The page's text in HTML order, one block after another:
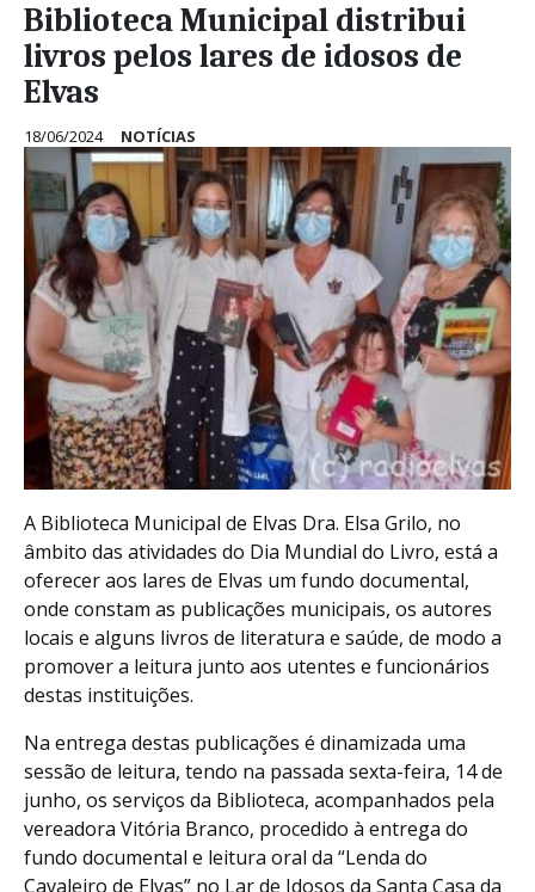
Biblioteca Municipal distribui
livros pelos lares de idosos de
Elvas
18/06/2024 NOTÍCIAS
A Biblioteca Municipal de Elvas Dra. Elsa Grilo, no
âmbito das atividades do Dia Mundial do Livro, está a
oferecer aos lares de Elvas um fundo documental,
onde constam as publicações municipais, os autores
locais e alguns livros de literatura e saúde, de modo a
promover a leitura junto aos utentes e funcionários
destas instituições.
Na entrega destas publicações é dinamizada uma
sessão de leitura, tendo na passada sexta-feira, 14 de
junho, os serviços da Biblioteca, acompanhados pela
vereadora Vitória Branco, procedido à entrega do
fundo documental e leitura oral da “Lenda do
Cavaleiro de Elvas” no Lar de Idosos da Santa Casa da